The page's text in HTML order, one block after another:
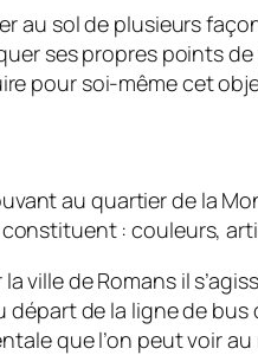
au sol de plusieurs
ses propres points
pour soi-même cet
au quartier de la
constituent : couleurs,
ville de Romans il
de la ligne de bus
que l’on peut voir